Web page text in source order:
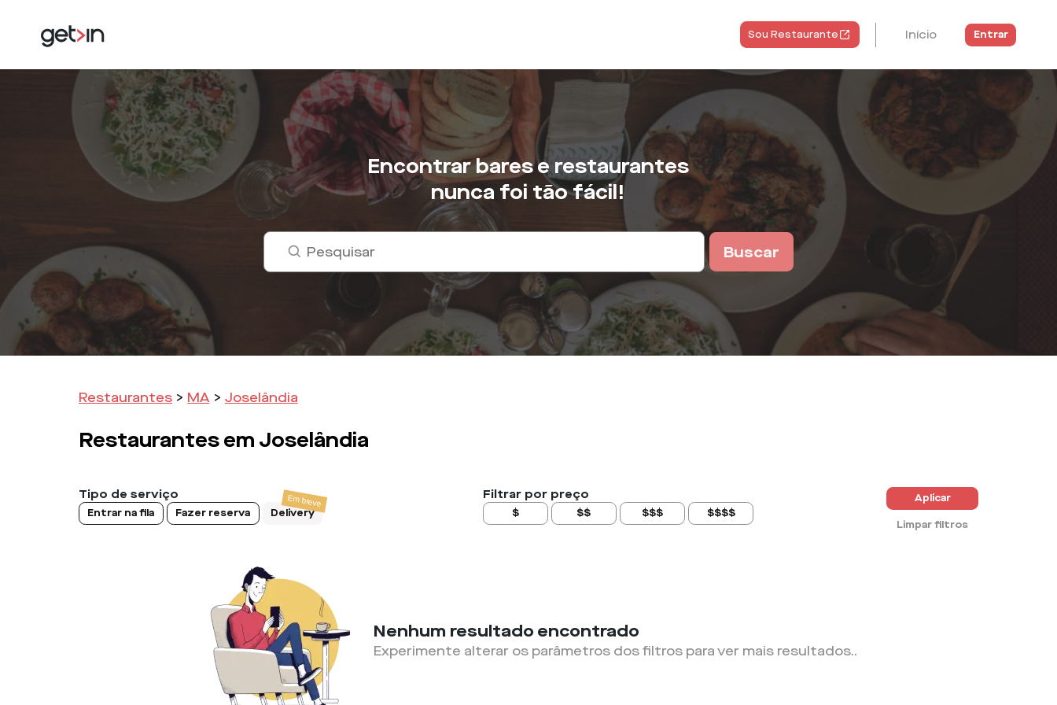
Sou Restaurante Início Entrar
Encontrar bares e restaurantes
nunca foi tão fácil!
Buscar
Restaurantes > MA > Joselândia
Restaurantes em Joselândia
Tipo de serviço
Entrar na fila Fazer reserva Delivery
Filtrar por preço
$ $$ $$$ $$$$
Aplicar
Limpar filtros
Nenhum resultado encontrado
Experimente alterar os parâmetros dos filtros para ver mais resultados..